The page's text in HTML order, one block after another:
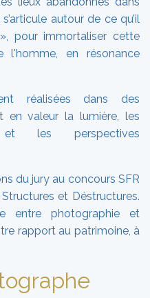
autour de ce qu’il
pour immortaliser cette
l'homme, en résonance
réalisées dans des
en valeur la lumière, les
et les perspectives
du jury au concours SFR
et Déstructures.
entre photographie et
rapport au patrimoine, à